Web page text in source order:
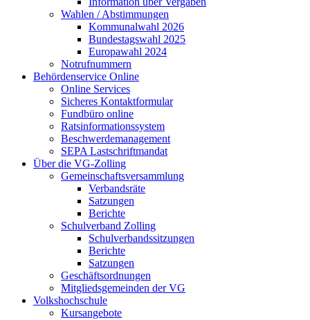
Wahlen / Abstimmungen
Kommunalwahl 2026
Bundestagswahl 2025
Europawahl 2024
Notrufnummern
Behördenservice Online
Online Services
Sicheres Kontaktformular
Fundbüro online
Ratsinformationssystem
Beschwerdemanagement
SEPA Lastschriftmandat
Über die VG-Zolling
Gemeinschaftsversammlung
Verbandsräte
Satzungen
Berichte
Schulverband Zolling
Schulverbandssitzungen
Berichte
Satzungen
Geschäftsordnungen
Mitgliedsgemeinden der VG
Volkshochschule
Kursangebote